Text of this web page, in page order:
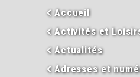
Accueil
Activités et
Actualités
Adresses et